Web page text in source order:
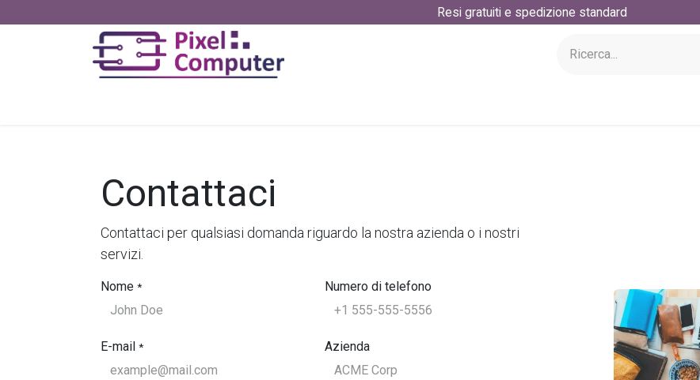
Resi gratuiti e spedizione standard
Contattaci
Contattaci per qualsiasi domanda riguardo la nostra azienda o i nostri
servizi.
Nome * Numero di telefono
E-mail * Azienda